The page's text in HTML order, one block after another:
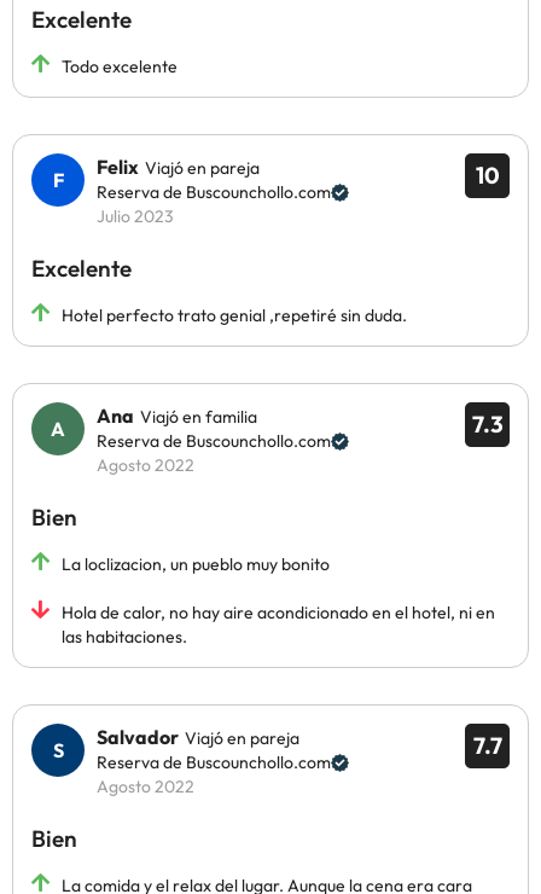
Excelente
Todo excelente
10
Felix Viajó en pareja
Reserva de Buscounchollo.com
Julio 2023
Excelente
Hotel perfecto trato genial ,repetiré sin duda.
7.3
Ana Viajó en familia
Reserva de Buscounchollo.com
Agosto 2022
Bien
La loclizacion, un pueblo muy bonito
Hola de calor, no hay aire acondicionado en el hotel, ni en
las habitaciones.
7.7
Salvador Viajó en pareja
Reserva de Buscounchollo.com
Agosto 2022
Bien
La comida y el relax del lugar. Aunque la cena era cara